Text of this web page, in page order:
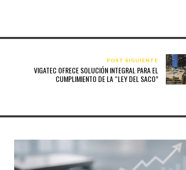
POST SIGUIENTE
VIGATEC OFRECE SOLUCIÓN INTEGRAL PARA EL
CUMPLIMIENTO DE LA “LEY DEL SACO”